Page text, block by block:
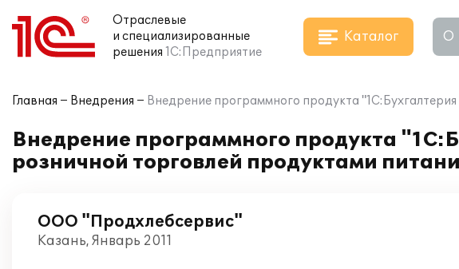
Отраслевые
и специализированные
решения 1С:Предприятие
Каталог О
Главная Внедрения Внедрение программного продукта
Внедрение программного продукта
розничной торговлей продуктами
ООО "Продхлебсервис"
Казань, Январь 2011